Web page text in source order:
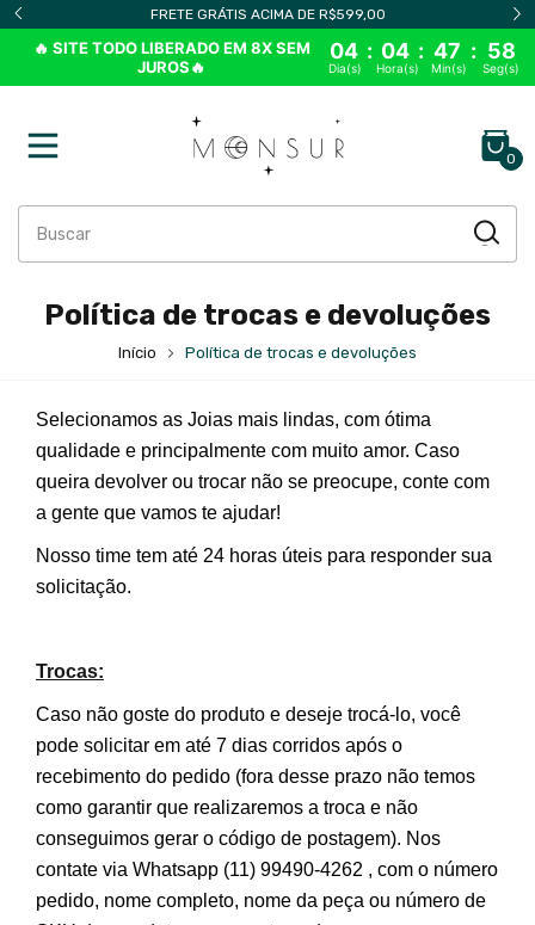
FRETE GRÁTIS ACIMA DE R$599,00
🔥 SITE TODO LIBERADO EM 8X SEM
JUROS🔥
04 : 04 : 47 : 57
Dia(s) Hora(s) Min(s) Seg(s)
0
Política de trocas e devoluções
Início Política de trocas e devoluções
Selecionamos as Joias mais lindas, com ótima
qualidade e principalmente com muito amor. Caso
queira devolver ou trocar não se preocupe, conte com
a gente que vamos te ajudar!
Nosso time tem até 24 horas úteis para responder sua
solicitação.
Trocas:
Caso não goste do produto e deseje trocá-lo, você
pode solicitar em até 7 dias corridos após o
recebimento do pedido (fora desse prazo não temos
como garantir que realizaremos a troca e não
conseguimos gerar o código de postagem). Nos
contate via Whatsapp (11) 99490-4262 , com o número
pedido, nome completo, nome da peça ou número de